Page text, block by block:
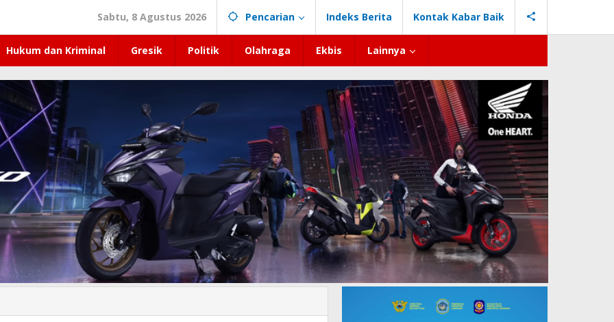
Sabtu, 8 Agustus 2026 Pencarian Indeks Berita Kontak Kabar Baik
Hukum dan Kriminal Gresik Politik Olahraga Ekbis Lainnya